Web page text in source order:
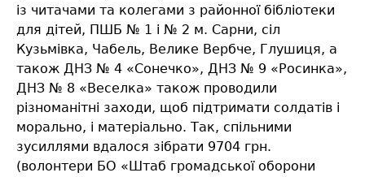
із читачами та колегами з районної бібліотеки
для дітей, ПШБ № 1 і № 2 м. Сарни, сіл
Кузьмівка, Чабель, Велике Вербче, Глушиця, а
також ДНЗ № 4 «Сонечко», ДНЗ № 9 «Росинка»,
ДНЗ № 8 «Веселка» також проводили
різноманітні заходи, щоб підтримати солдатів і
морально, і матеріально. Так, спільними
зусиллями вдалося зібрати 9704 грн.
(волонтери БО «Штаб громадської оборони